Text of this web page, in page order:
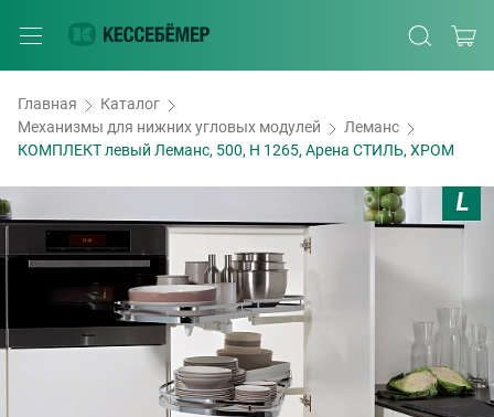
Главная
Каталог
Механизмы для нижних угловых модулей
Леманс
КОМПЛЕКТ левый Леманс, 500, H 1265, Арена СТИЛЬ, ХРОМ